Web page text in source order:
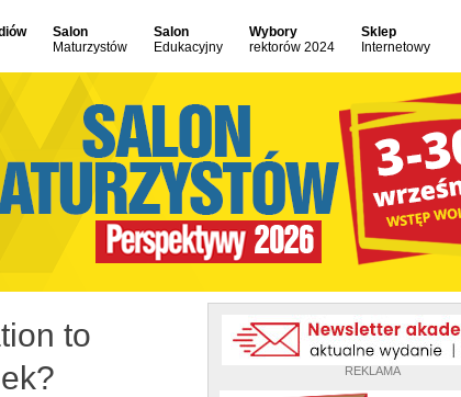
Salon
Maturzystów
Salon
Edukacyjny
Wybory
rektorów 2024
Sklep
Internetowy
REKLAMA
to